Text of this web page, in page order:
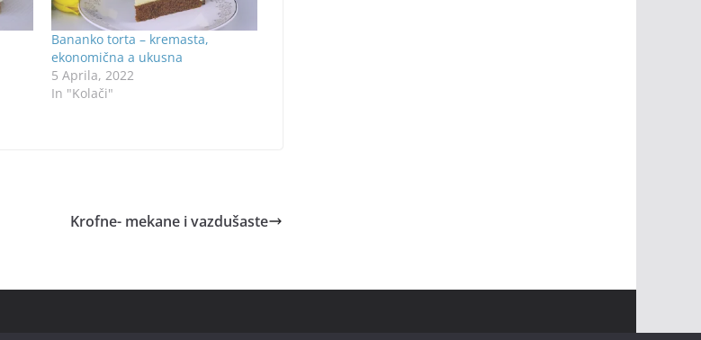
Bananko torta – kremasta,
ekonomična a ukusna
5 Aprila, 2022
In "Kolači"
Krofne- mekane i vazdušaste